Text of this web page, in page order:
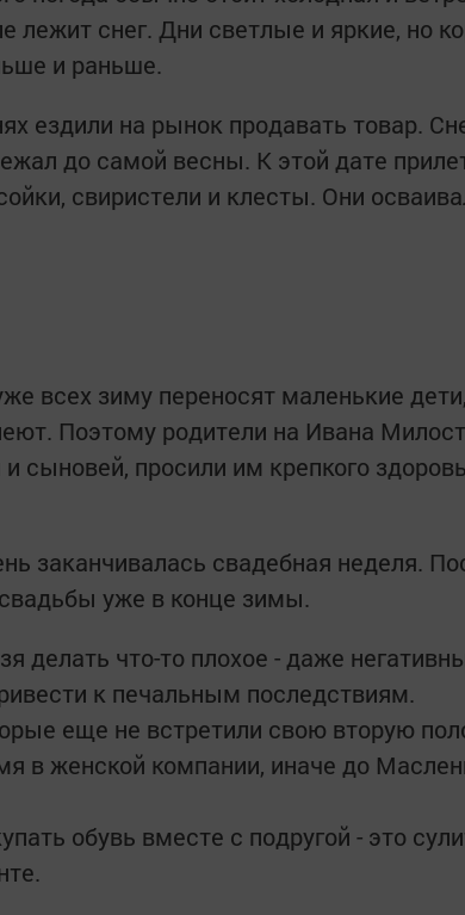
лежит снег. Дни светлые и яркие, но
и раньше.
ездили на рынок продавать товар.
до самой весны. К этой дате
свиристели и клесты. Они
всех зиму переносят маленькие
Поэтому родители на Ивана
сыновей, просили им крепкого
заканчивалась свадебная неделя.
уже в конце зимы.
делать что-то плохое - даже
к печальным последствиям.
еще не встретили свою вторую
в женской компании, иначе до
обувь вместе с подругой - это